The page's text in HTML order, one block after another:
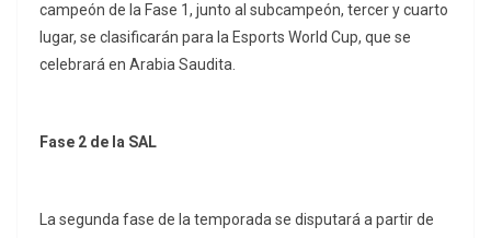
campeón de la Fase 1, junto al subcampeón, tercer y cuarto
lugar, se clasificarán para la Esports World Cup, que se
celebrará en Arabia Saudita.
Fase 2 de la SAL
La segunda fase de la temporada se disputará a partir de